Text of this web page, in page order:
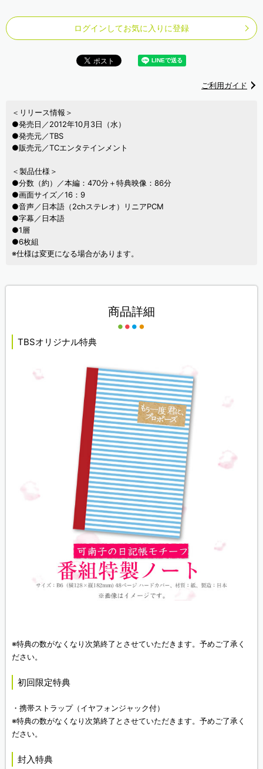
ログインしてお気に入りに登録
ご利用ガイド
＜リリース情報＞
●発売日／2012年10月3日（水）
●発売元／TBS
●販売元／TCエンタテインメント
＜製品仕様＞
●分数（約）／本編：470分＋特典映像：86分
●画面サイズ／16：9
●音声／日本語（2chステレオ）リニアPCM
●字幕／日本語
●1層
●6枚組
※仕様は変更になる場合があります。
商品詳細
TBSオリジナル特典
※特典の数がなくなり次第終了とさせていただきます。予めご了承く
ださい。
初回限定特典
・携帯ストラップ（イヤフォンジャック付）
※特典の数がなくなり次第終了とさせていただきます。予めご了承く
ださい。
封入特典